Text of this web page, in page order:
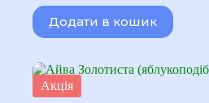
Додати в кошик
Акція